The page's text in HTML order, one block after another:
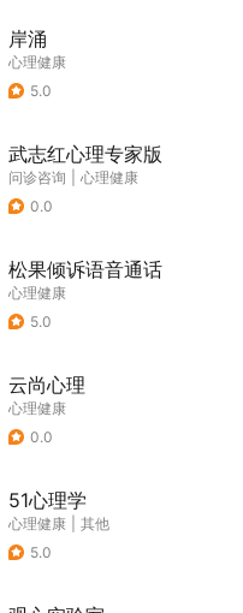
岸涌
心理健康
5.0
武志红心理专家版
问诊咨询
心理健康
0.0
松果倾诉语音通话
心理健康
5.0
云尚心理
心理健康
0.0
51心理学
心理健康
其他
5.0